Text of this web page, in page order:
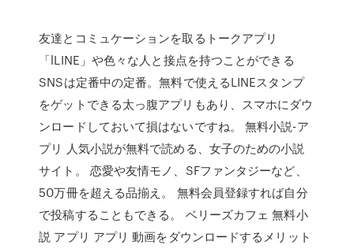
友達とコミュケーションを取るトークアプリ
「lLINE」や色々な人と接点を持つことができる
SNSは定番中の定番。無料で使えるLINEスタンプ
をゲットできる太っ腹アプリもあり、スマホにダウ
ンロードしておいて損はないですね。 無料小説-ア
プリ 人気小説が無料で読める、女子のための小説
サイト。 恋愛や友情モノ、SFファンタジーなど、
50万冊を超える品揃え。 無料会員登録すれば自分
で投稿することもできる。 ベリーズカフェ 無料小
説 アプリ アプリ 動画をダウンロードするメリット